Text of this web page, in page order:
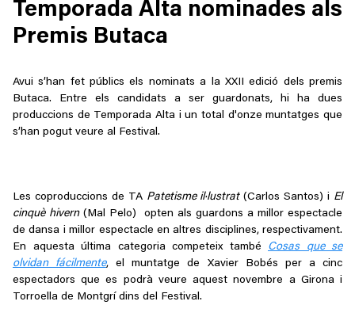
Temporada Alta nominades als
Premis Butaca
Avui s’han fet públics els nominats a la XXII edició dels premis
Butaca. Entre els candidats a ser guardonats, hi ha dues
produccions de Temporada Alta i un total d'onze muntatges que
s’han pogut veure al Festival.
Les coproduccions de TA Patetisme il·lustrat(Carlos Santos) i El
cinquè hivern(Mal Pelo) opten als guardons a millor espectacle
de dansa i millor espectacle en altres disciplines, respectivament.
En aquesta última categoria competeix també Cosas que se
olvidan fácilmente, el muntatge de Xavier Bobés per a cinc
espectadors que es podrà veure aquest novembre a Girona i
Torroella de Montgrí dins del Festival.